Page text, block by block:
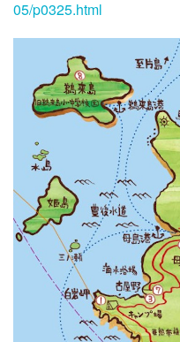
05/p0325.html